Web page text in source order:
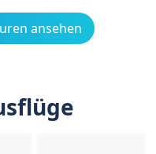
ansehen